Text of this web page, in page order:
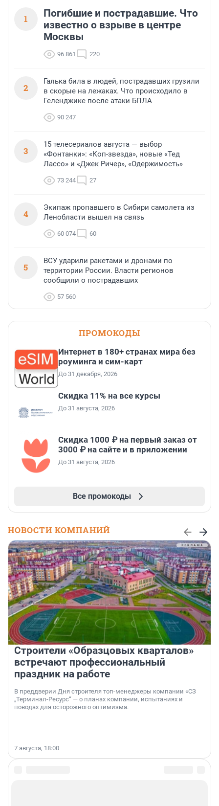
1
Погибшие и пострадавшие. Что
известно о взрыве в центре
Москвы
96 861 220
2
Галька била в людей, пострадавших грузили
в скорые на лежаках. Что происходило в
Геленджике после атаки БПЛА
90 247
3
15 телесериалов августа — выбор
«Фонтанки»: «Коп-звезда», новые «Тед
Лассо» и «Джек Ричер», «Одержимость»
73 244 27
4
Экипаж пропавшего в Сибири самолета из
Ленобласти вышел на связь
60 074 60
5
ВСУ ударили ракетами и дронами по
территории России. Власти регионов
сообщили о пострадавших
57 560
ПРОМОКОДЫ
Интернет в 180+ странах мира без
роуминга и сим-карт
До 31 декабря, 2026
Скидка 11% на все курсы
До 31 августа, 2026
Скидка 1000 ₽ на первый заказ от
3000 ₽ на сайте и в приложении
До 31 августа, 2026
Все промокоды
НОВОСТИ КОМПАНИЙ
Строители «Образцовых кварталов»
встречают профессиональный
праздник на работе
В преддверии Дня строителя топ-менеджеры компании «СЗ
„Терминал-Ресурс“ — о планах компании, испытаниях и
поводах для осторожного оптимизма.
7 августа, 18:00